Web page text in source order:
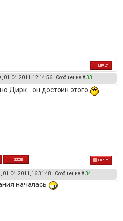
01.04.2011, 12:14:56 | Сообщение #33
Дирк... он достоин этого
01.04.2011, 16:31:48 | Сообщение #34
началась